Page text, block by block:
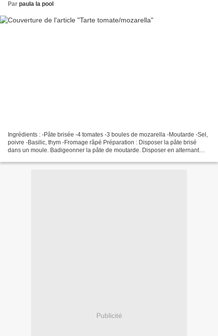
Par paula la pool
Ingrédients : -Pâte brisée -4 tomates -3 boules de mozarella -Moutarde -Sel,
poivre -Basilic, thym -Fromage râpé Préparation : Disposer la pâte brisé
dans un moule. Badigeonner la pâte de moutarde. Disposer en alternant
Publicité